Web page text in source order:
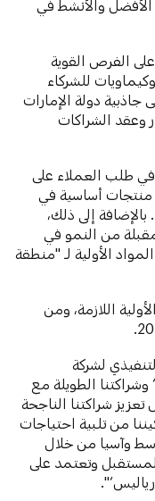
الأفضل والأنشط في
الفرص القوية
للشركاء
دولة الإمارات
وعقد الشراكات
في طلب العملاء على
منتجات أساسية في
إلى ذلك،
من النمو في
الأولية لـ "منطقة
4" بالمواد الأولية اللازمة، ومن
لشركة
الطويلة مع
شراكتنا الناجحة
من تلبية احتياجات
وآسيا من خلال
وتعتمد على